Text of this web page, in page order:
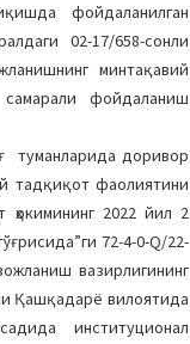
фойдаланилган
02-17/658-сонли
минтақавий
фойдаланиш
туманларида доривор
тадқиқот фаолиятини
2022 йил 2
72-4-0-Q/22-
вазирлигининг
Қашқадарё вилоятида
институционал